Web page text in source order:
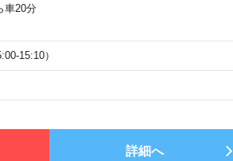
車20分
15:10）
詳細へ